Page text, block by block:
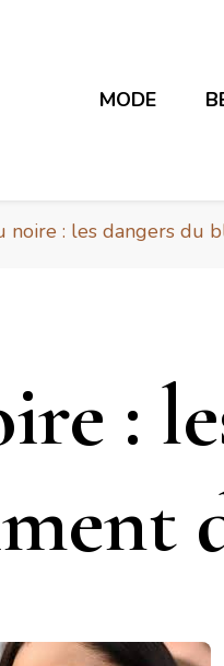
MODE
noire : les dangers du
: